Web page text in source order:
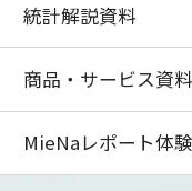
統計解説資料
商品・サービス資料
MieNaレポート体